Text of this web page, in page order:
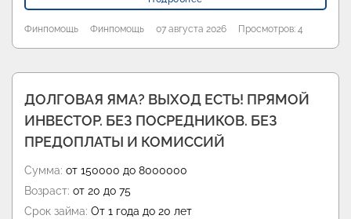
Финпомощь Финпомощь 07 августа 2026 Просмотров: 4
ДОЛГОВАЯ ЯМА? ВЫХОД ЕСТЬ! ПРЯМОЙ
ИНВЕСТОР. БЕЗ ПОСРЕДНИКОВ. БЕЗ
ПРЕДОПЛАТЫ И КОМИССИЙ
Сумма: от 150000 до 8000000
Возраст: от 20 до 75
Срок займа: От 1 года до 20 лет